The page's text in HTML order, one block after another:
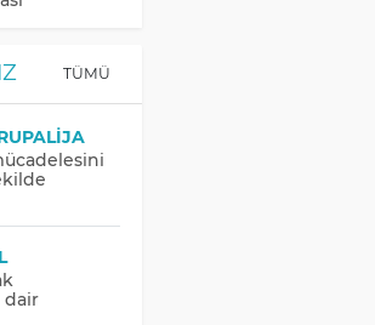
TÜMÜ
dair